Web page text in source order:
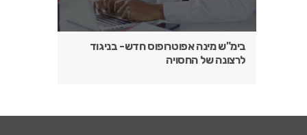
בימ"ש מינה אפוטרופוס חדש- בניגוד
לרצונה של החסויה